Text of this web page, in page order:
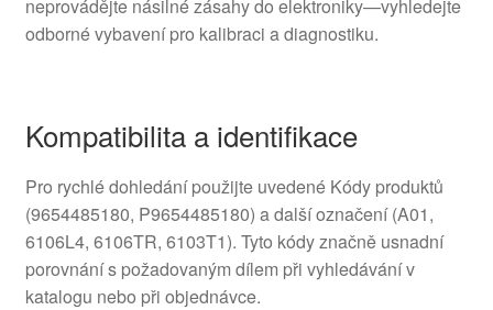
neprovádějte násilné zásahy do elektroniky—vyhledejte
odborné vybavení pro kalibraci a diagnostiku.
Kompatibilita a identifikace
Pro rychlé dohledání použijte uvedené Kódy produktů
(9654485180, P9654485180) a další označení (A01,
6106L4, 6106TR, 6103T1). Tyto kódy značně usnadní
porovnání s požadovaným dílem při vyhledávání v
katalogu nebo při objednávce.